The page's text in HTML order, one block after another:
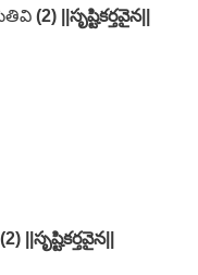
(2) ||సృష్టికర్తవైన||
(2) ||సృష్టికర్తవైన||